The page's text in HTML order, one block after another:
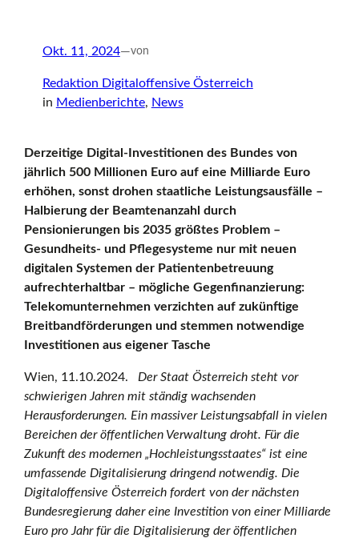
e
d
e
D
Okt. 11, 2024—von
Redaktion Digitaloffensive Österreich
in Medienberichte, News
Derzeitige Digital-Investitionen des Bundes von
jährlich 500 Millionen Euro auf eine Milliarde Euro
erhöhen, sonst drohen staatliche Leistungsausfälle –
Halbierung der Beamtenanzahl durch
Pensionierungen bis 2035 größtes Problem –
Gesundheits- und Pflegesysteme nur mit neuen
digitalen Systemen der Patientenbetreuung
aufrechterhaltbar – mögliche Gegenfinanzierung:
Telekomunternehmen verzichten auf zukünftige
Breitbandförderungen und stemmen notwendige
Investitionen aus eigener Tasche
Wien, 11.10.2024. Der Staat Österreich steht vor
schwierigen Jahren mit ständig wachsenden
Herausforderungen. Ein massiver Leistungsabfall in vielen
Bereichen der öffentlichen Verwaltung droht. Für die
Zukunft des modernen „Hochleistungsstaates“ ist eine
umfassende Digitalisierung dringend notwendig. Die
Digitaloffensive Österreich fordert von der nächsten
Bundesregierung daher eine Investition von einer Milliarde
Euro pro Jahr für die Digitalisierung der öffentlichen